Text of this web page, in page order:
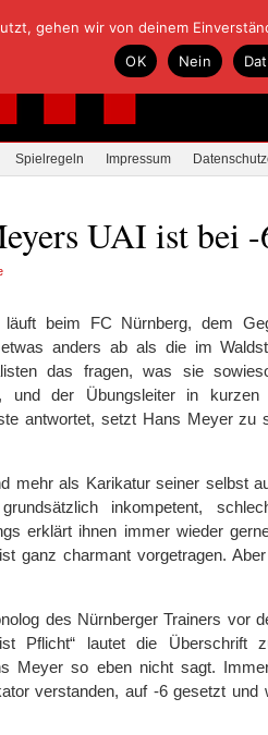
Spielregeln Impressum
UAI ist bei -
läuft beim FC Nürnberg, dem
anders ab als die im
das fragen, was sie
und der Übungsleiter in
antwortet, setzt Hans Meyer zu
mehr als Karikatur seiner selbst
inkompetent,
erklärt ihnen immer wieder
ganz charmant vorgetragen.
des Nürnberger Trainers vor
Pflicht“ lautet die Überschrift
Meyer so eben nicht sagt.
verstanden, auf -6 gesetzt und
gehen wir von deinem
OK
Nein